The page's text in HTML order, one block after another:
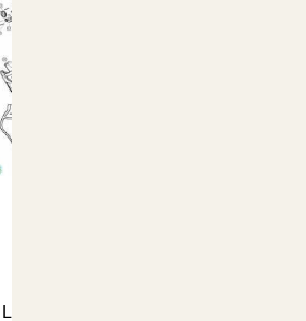
Lama Mobile per Forbici